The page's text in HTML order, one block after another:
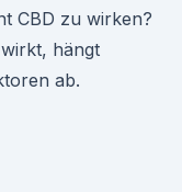
CBD zu wirken?
hängt
ab.